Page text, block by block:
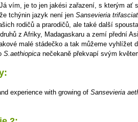
vím, je to jen jakési zařazení, s kterým ať
tchýnin jazyk není jen Sansevieria
rodičů a prarodičů, ale také další
z Afriky, Madagaskaru a zemí přední
malé stádečko a tak můžeme vyhlížet
S.aethiopica nečekaně překvapí svým
experience with growing of Sansevieria